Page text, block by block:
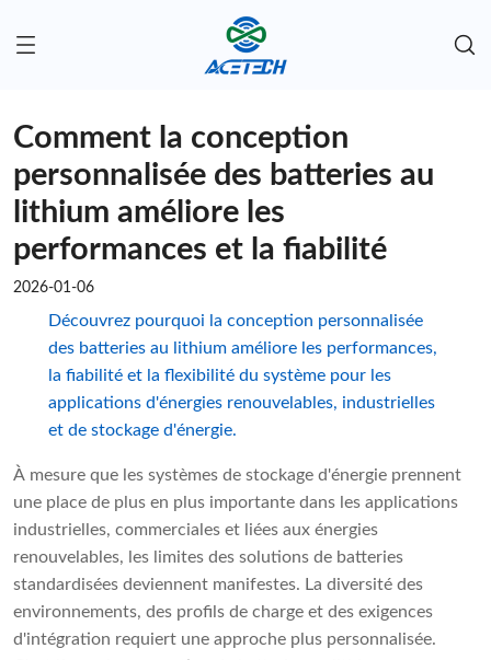
Comment la conception
personnalisée des batteries au
lithium améliore les
performances et la fiabilité
2026-01-06
Découvrez pourquoi la conception personnalisée
des batteries au lithium améliore les performances,
la fiabilité et la flexibilité du système pour les
applications d'énergies renouvelables, industrielles
et de stockage d'énergie.
À mesure que les systèmes de stockage d'énergie prennent
une place de plus en plus importante dans les applications
industrielles, commerciales et liées aux énergies
renouvelables, les limites des solutions de batteries
standardisées deviennent manifestes. La diversité des
environnements, des profils de charge et des exigences
d'intégration requiert une approche plus personnalisée.